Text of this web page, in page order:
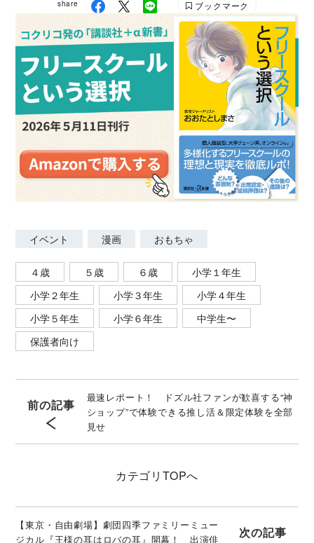
share ブックマーク
イベント 漫画 おもちゃ
４歳 ５歳 ６歳
小学１年生
小学２年生
小学３年生
小学４年生
小学５年生
小学６年生
中学生〜
保護者向け
前の記事
最速レポート！ ドズル社ファンが歓喜する“神
ショップ”で体験できる推し活＆限定体験を全部
見せ
カテゴリ TOPへ
【東京・自由劇場】劇団四季ファミリーミュー
ジカル『王様の耳はロバの耳』開幕！ 出演俳
次の記事